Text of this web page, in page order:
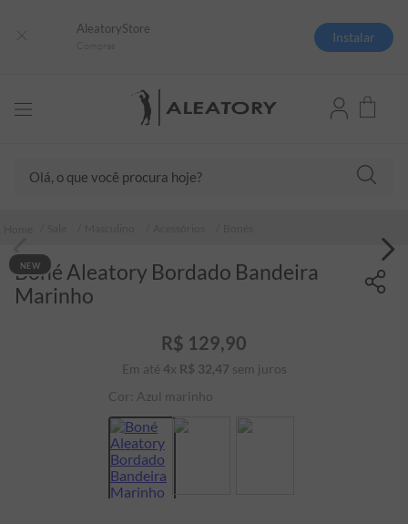
AleatoryStore
Instalar
NEW
Boné Aleatory Bordado Bandeira
Marinho
R$ 129,90
Em até 4x R$ 32,47 sem juros
Cor: Azul marinho
2º
camiseta listrada
4º
jaqueta
5º
camiseta
6
bermuda